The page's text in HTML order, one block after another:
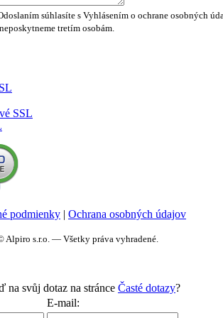
súhlasíte s Vyhlásením o ochrane osobných
tretím osobám.
SSL
podmienky | Ochrana osobných údajov
s.r.o. — Všetky práva vyhradené.
na svůj dotaz na stránce Časté dotazy?
E-mail: